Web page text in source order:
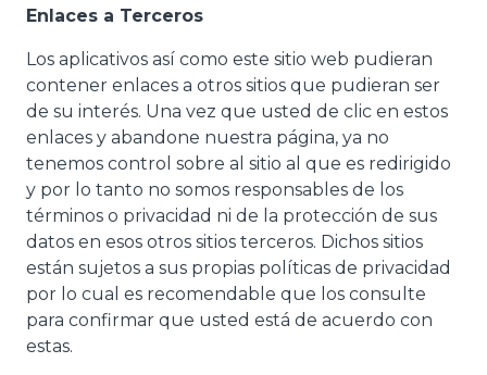
Enlaces a Terceros
Los aplicativos así como este sitio web pudieran
contener enlaces a otros sitios que pudieran ser
de su interés. Una vez que usted de clic en estos
enlaces y abandone nuestra página, ya no
tenemos control sobre al sitio al que es redirigido
y por lo tanto no somos responsables de los
términos o privacidad ni de la protección de sus
datos en esos otros sitios terceros. Dichos sitios
están sujetos a sus propias políticas de privacidad
por lo cual es recomendable que los consulte
para confirmar que usted está de acuerdo con
estas.